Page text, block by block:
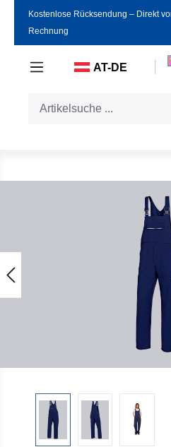
Zum Hauptinhalt springen
Kostenlose Rücksendung ‒ Direkt
Rechnung
AT-DE